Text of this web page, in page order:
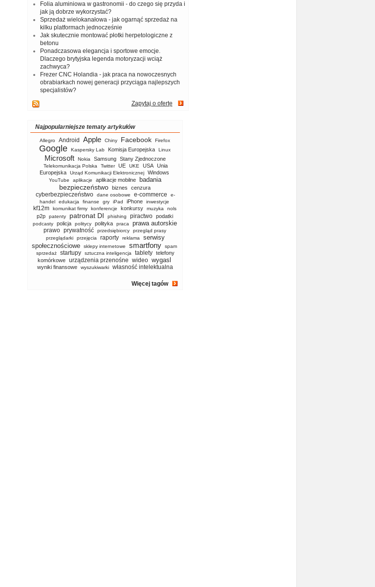
Folia aluminiowa w gastronomii - do czego się przyda i
jak ją dobrze wykorzystać?
Sprzedaż wielokanałowa - jak ogarnąć sprzedaż na
kilku platformach jednocześnie
Jak skutecznie montować płotki herpetologiczne z
betonu
Ponadczasowa elegancja i sportowe emocje.
Dlaczego brytyjska legenda motoryzacji wciąż
zachwyca?
Frezer CNC Holandia - jak praca na nowoczesnych
obrabiarkach nowej generacji przyciąga najlepszych
specjalistów?
Zapytaj o ofertę
Najpopularniejsze tematy artykułów
Allegro Android Apple Chiny Facebook Firefox
Google Kaspersky Lab Komisja Europejska Linux
Microsoft Nokia Samsung Stany Zjednoczone
Telekomunikacja Polska Twitter UE UKE USA
Unia
Europejska
Urząd Komunikacji Elektronicznej Windows
YouTube aplikacje aplikacje mobilne badania
bezpieczeństwo biznes cenzura
cyberbezpieczeństwo dane osobowe e-commerce
e-
handel
edukacja finanse gry iPad iPhone inwestycje
kf12m komunikat firmy konferencje konkursy muzyka nols
p2p patenty patronat DI phishing piractwo podatki
podcasty policja politycy polityka praca prawa autorskie
prawo prywatność przedsiębiorcy
przegląd prasy
przeglądarki
przejęcia raporty reklama
serwisy
społecznościowe
sklepy internetowe smartfony
spam
sprzedaż
startupy sztuczna inteligencja tablety telefony
komórkowe urządzenia przenośne wideo wygasl
wyniki finansowe wyszukiwarki własność intelektualna
Więcej tagów